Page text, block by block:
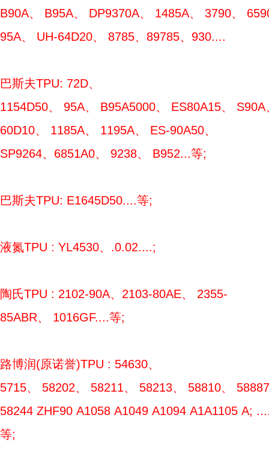
B90A、 B95A、 DP9370A、 1485A、 3790、
95A、 UH-64D20、 8785、89785、930....
巴斯夫TPU: 72D、
1154D50、 95A、 B95A5000、 ES80A15、
60D10、 1185A、 1195A、 ES-90A50、
SP9264、6851A0、 9238、 B952...等;
巴斯夫TPU: E1645D50....等;
液氮TPU : YL4530、.0.02....;
陶氏TPU : 2102-90A、2103-80AE、 2355-
85ABR、 1016GF....等;
路博润(原诺誉)TPU : 54630、
5715、 58202、 58211、 58213、 58810、
58244 ZHF90 A1058 A1049 A1094 A1A1105 A;
等;